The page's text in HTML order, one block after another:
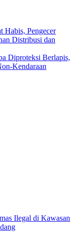
Habis, Pengecer
Distribusi dan
Diproteksi Berlapis,
Kendaraan
Ilegal di Kawasan